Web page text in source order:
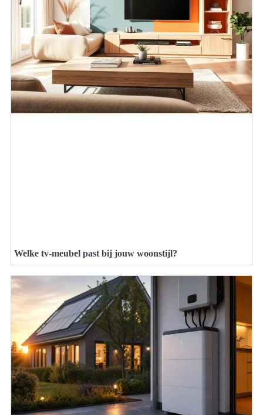
Welke tv-meubel past bij jouw woonstijl?